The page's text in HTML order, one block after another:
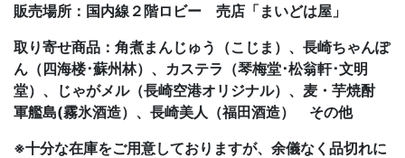
販売場所：国内線２階ロビー 売店「まいどは屋」
取り寄せ商品：角煮まんじゅう（こじま）、長崎ちゃんぽ
ん（四海楼･蘇州林）、カステラ（琴梅堂･松翁軒･文明
堂）、じゃがメル（長崎空港オリジナル）、麦・芋焼酎
軍艦島(霧氷酒造）、長崎美人（福田酒造） その他
※十分な在庫をご用意しておりますが、余儀なく品切れに